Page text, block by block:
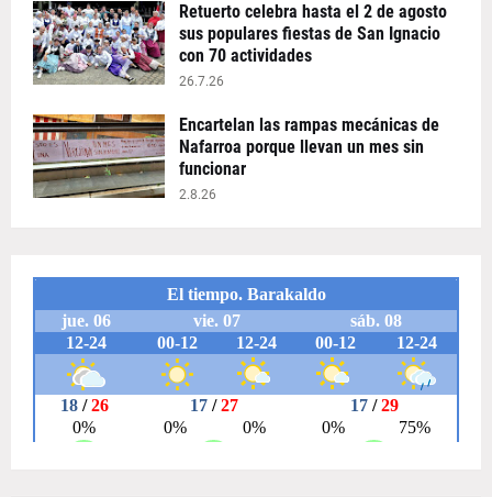
Retuerto celebra hasta el 2 de agosto
sus populares fiestas de San Ignacio
con 70 actividades
26.7.26
Encartelan las rampas mecánicas de
Nafarroa porque llevan un mes sin
funcionar
2.8.26